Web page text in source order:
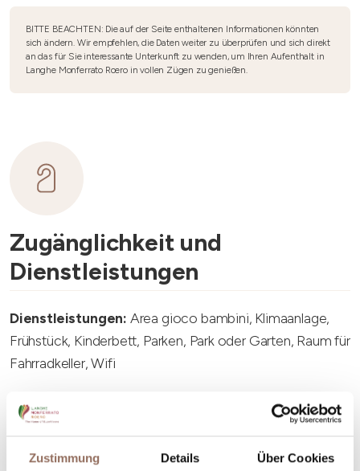
Zustimmung Details Über Cookies
BITTE BEACHTEN: Die auf der Seite enthaltenen Informationen könnten
sich ändern. Wir empfehlen, die Daten weiter zu überprüfen und sich direkt
an das für Sie interessante Unterkunft zu wenden, um Ihren Aufenthalt in
Langhe Monferrato Roero in vollen Zügen zu genießen.
Zugänglichkeit und
Dienstleistungen
Dienstleistungen: Area gioco bambini, Klimaanlage,
Frühstück, Kinderbett, Parken, Park oder Garten, Raum für
Fahrradkeller, Wifi